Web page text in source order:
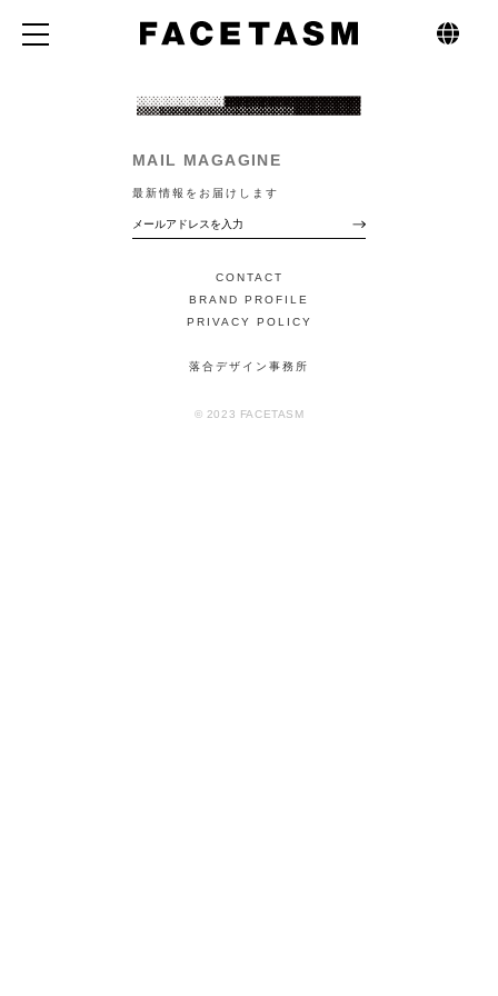
CONTACT
BRAND PROFILE
PRIVACY POLICY
落合デザイン事務所
MAIL MAGAGINE
最新情報をお届けします
© 2023 FACETASM